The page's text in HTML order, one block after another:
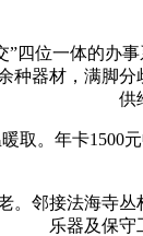
位一体的办事
种器材，满脚
供
。年卡1500元
接法海寺丛
乐器及保守